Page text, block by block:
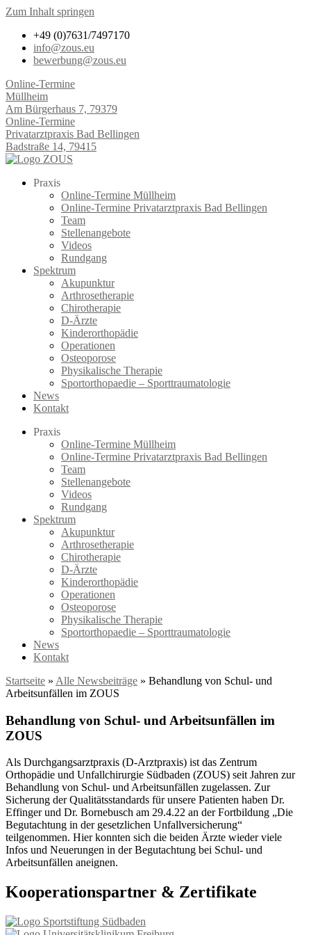
Zum Inhalt springen
+49 (0)7631/7497170
info@zous.eu
bewerbung@zous.eu
Online-Termine
Müllheim
Am Bürgerhaus 7, 79379
Online-Termine
Privatarztpraxis Bad Bellingen
Badstraße 14, 79415
Praxis
Online-Termine Müllheim
Online-Termine Privatarztpraxis Bad Bellingen
Team
Stellenangebote
Videos
Rundgang
Spektrum
Akupunktur
Arthrosetherapie
Chirotherapie
D-Ärzte
Kinderorthopädie
Operationen
Osteoporose
Physikalische Therapie
Sportorthopaedie – Sporttraumatologie
News
Kontakt
Praxis
Online-Termine Müllheim
Online-Termine Privatarztpraxis Bad Bellingen
Team
Stellenangebote
Videos
Rundgang
Spektrum
Akupunktur
Arthrosetherapie
Chirotherapie
D-Ärzte
Kinderorthopädie
Operationen
Osteoporose
Physikalische Therapie
Sportorthopaedie – Sporttraumatologie
News
Kontakt
Startseite » Alle Newsbeiträge » Behandlung von Schul- und
Arbeitsunfällen im ZOUS
Behandlung von Schul- und Arbeitsunfällen im
ZOUS
Als Durchgangsarztpraxis (D-Arztpraxis) ist das Zentrum
Orthopädie und Unfallchirurgie Südbaden (ZOUS) seit Jahren zur
Behandlung von Schul- und Arbeitsunfällen zugelassen. Zur
Sicherung der Qualitätsstandards für unsere Patienten haben Dr.
Effinger und Dr. Bornebusch am 29.4.22 an der Fortbildung „Die
Begutachtung in der gesetzlichen Unfallversicherung“
teilgenommen. Hier konnten sich die beiden Ärzte wieder viele
Infos und Neuerungen in der Begutachtung bei Schul- und
Arbeitsunfällen aneignen.
Kooperationspartner & Zertifikate